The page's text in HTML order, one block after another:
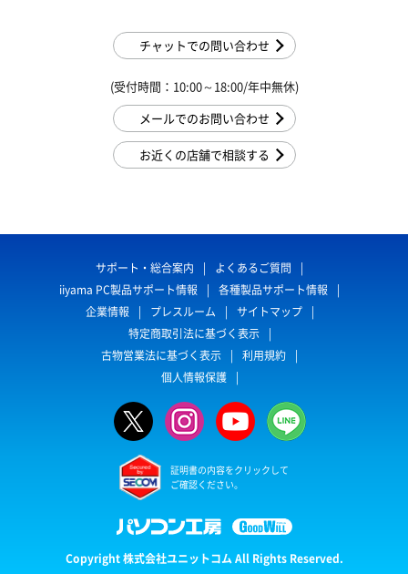
チャットでの問い合わせ
(受付時間：10:00～18:00/年中無休)
メールでのお問い合わせ
お近くの店舗で相談する
サポート・総合案内
よくあるご質問
iiyama PC製品サポート情報
各種製品サポート情報
企業情報
プレスルーム
サイトマップ
特定商取引法に基づく表示
古物営業法に基づく表示
利用規約
個人情報保護
証明書の内容をクリックして
ご確認ください。
Copyright 株式会社ユニットコム All Rights Reserved.